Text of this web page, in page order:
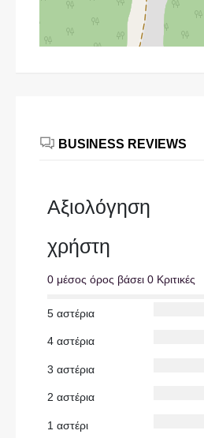
BUSINESS REVIEWS
Αξιολόγηση
χρήστη
0 μέσος όρος βάσει 0 Κριτικές
5 αστέρια
4 αστέρια
3 αστέρια
2 αστέρια
1 αστέρι